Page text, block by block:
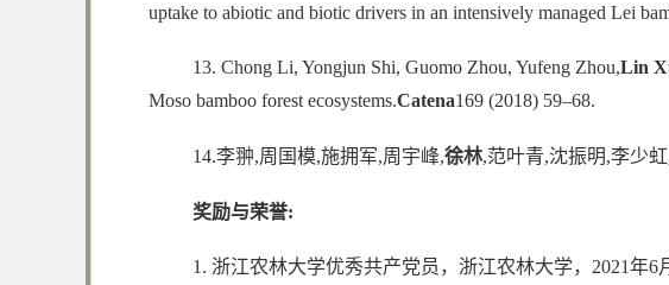
uptake to abiotic and biotic drivers in an intensively managed Lei
13. Chong Li, Yongjun Shi, Guomo Zhou, Yufeng Zhou,Lin
Moso bamboo forest ecosystems.Catena169 (2018) 59–68.
14.李翀,周国模,施拥军,周宇峰,徐林,范叶青,沈振明,李少
奖励与荣誉:
1. 浙江农林大学优秀共产党员，浙江农林大学，2021年6